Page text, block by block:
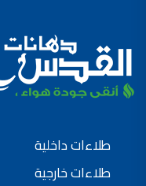
طلاءات داخلية
طلاءات خارجية